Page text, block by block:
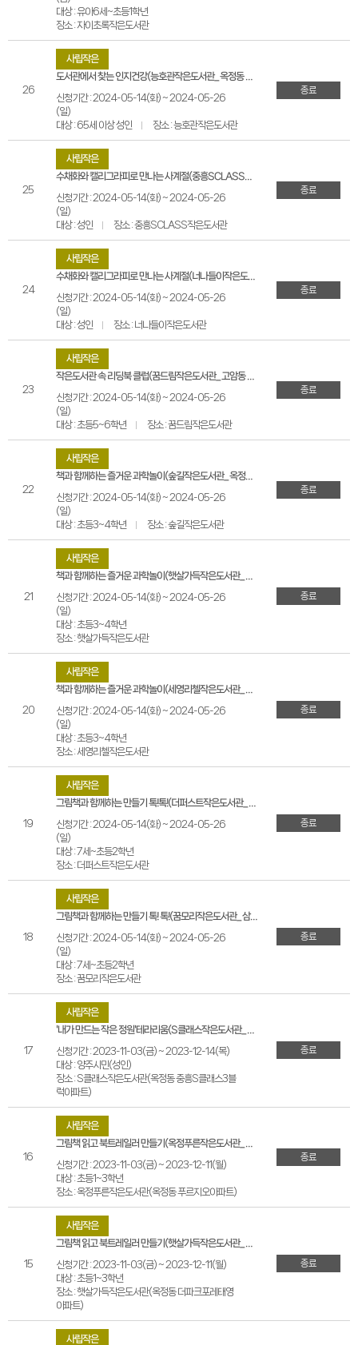
대상 : 유아6세~초등1학년
장소 : 자이초록작은도서관
26
사립작은
도서관에서 찾는 인지건강(능호관작은도서관_옥정동 율정마을 7단지)
신청기간 : 2024-05-14(화) ~ 2024-05-26
(일)
대상 : 65세 이상 성인
장소 : 능호관작은도서관
종료
25
사립작은
수채화와 캘리그라피로 만나는 사계절(중흥SCLASS작은도서관_옥정동 옥정중앙중흥S클래센텀시3블록)
신청기간 : 2024-05-14(화) ~ 2024-05-26
(일)
대상 : 성인
장소 : 중흥SCLASS작은도서관
종료
24
사립작은
수채화와 캘리그라피로 만나는 사계절(너나들이작은도서관_옥정동 금호제이드웰작은도서관)
신청기간 : 2024-05-14(화) ~ 2024-05-26
(일)
대상 : 성인
장소 : 너나들이작은도서관
종료
23
사립작은
작은도서관 속 리딩북 클럽(꿈드림작은도서관_고암동 중흥S클래스아파트)
신청기간 : 2024-05-14(화) ~ 2024-05-26
(일)
대상 : 초등5~6학년
장소 : 꿈드림작은도서관
종료
22
사립작은
책과 함께하는 즐거운 과학놀이(숲길작은도서관_옥정동 계룡더파크포레)
신청기간 : 2024-05-14(화) ~ 2024-05-26
(일)
대상 : 초등3~4학년
장소 : 숲길작은도서관
종료
21
사립작은
책과 함께하는 즐거운 과학놀이(햇살가득작은도서관_옥정동 더파크포레태영아파트)
신청기간 : 2024-05-14(화) ~ 2024-05-26
(일)
대상 : 초등3~4학년
장소 : 햇살가득작은도서관
종료
20
사립작은
책과 함께하는 즐거운 과학놀이(세영리첼작은도서관_옥정동 세영리첼레이크파크)
신청기간 : 2024-05-14(화) ~ 2024-05-26
(일)
대상 : 초등3~4학년
장소 : 세영리첼작은도서관
종료
19
사립작은
그림책과 함께하는 만들기 톡!톡!(더퍼스트작은도서관_옥정동 이편한세상옥정더퍼스트)
신청기간 : 2024-05-14(화) ~ 2024-05-26
(일)
대상 : 7세~초등2학년
장소 : 더퍼스트작은도서관
종료
18
사립작은
그림책과 함께하는 만들기 톡! 톡!(꿈모리작은도서관_삼숭동 자이6단지)
신청기간 : 2024-05-14(화) ~ 2024-05-26
(일)
대상 : 7세~초등2학년
장소 : 꿈모리작은도서관
종료
17
사립작은
'내가 만드는 작은 정원'테라리움(S클래스작은도서관_옥정동 중흥S클래스3블럭)
신청기간 : 2023-11-03(금) ~ 2023-12-14(목)
대상 : 양주시민(성인)
장소 : S클래스작은도서관(옥정동 중흥S클래스3블
럭아파트)
종료
16
사립작은
그림책 읽고 북트레일러 만들기(옥정푸른작은도서관_옥정동 푸르지오아파트)
신청기간 : 2023-11-03(금) ~ 2023-12-11(월)
대상 : 초등1~3학년
장소 : 옥정푸른작은도서관(옥정동 푸르지오아파트)
종료
15
사립작은
그림책 읽고 북트레일러 만들기(햇살가득작은도서관_옥정동 더파크포레태영아파트)
신청기간 : 2023-11-03(금) ~ 2023-12-11(월)
대상 : 초등1~3학년
장소 : 햇살가득작은도서관(옥정동 더파크포레태영
아파트)
종료
사립작은